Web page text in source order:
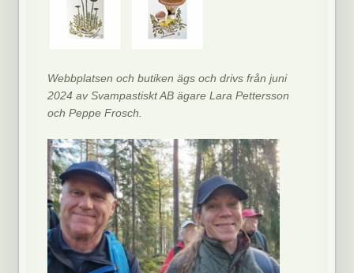
Webbplatsen och butiken ägs och drivs från juni
2024 av Svampastiskt AB ägare Lara Pettersson
och Peppe Frosch.